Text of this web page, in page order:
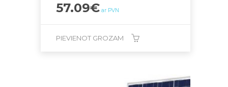
57.09€ ar PVN
PIEVIENOT GROZAM